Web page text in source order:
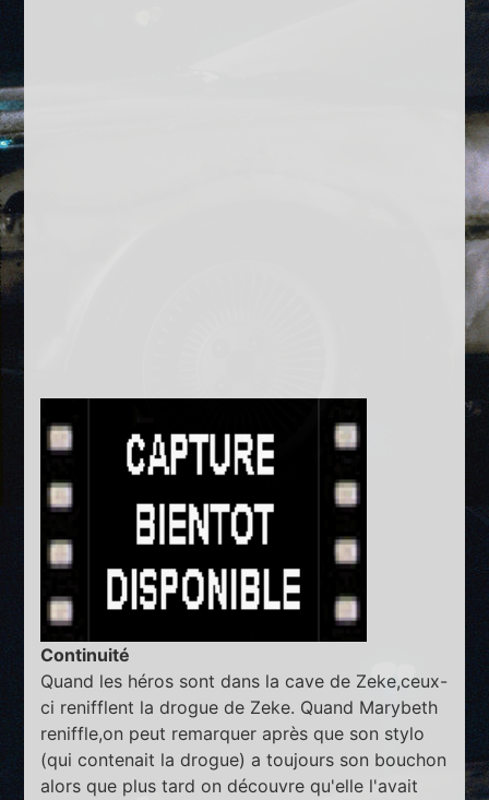
Continuité
Quand les héros sont dans la cave de Zeke,ceux-
ci renifflent la drogue de Zeke. Quand Marybeth
reniffle,on peut remarquer après que son stylo
(qui contenait la drogue) a toujours son bouchon
alors que plus tard on découvre qu'elle l'avait